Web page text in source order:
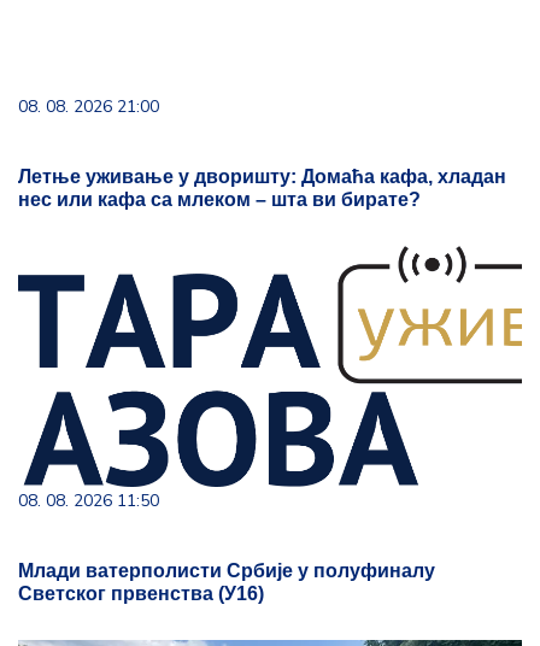
08. 08. 2026 21:00
Летње уживање у дворишту: Домаћа кафа, хладан
нес или кафа са млеком – шта ви бирате?
08. 08. 2026 11:50
Млади ватерполисти Србије у полуфиналу
Светског првенства (У16)